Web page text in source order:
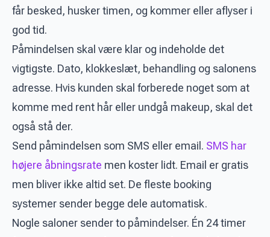
får besked, husker timen, og kommer eller aflyser i
god tid.
Påmindelsen skal være klar og indeholde det
vigtigste. Dato, klokkeslæt, behandling og salonens
adresse. Hvis kunden skal forberede noget som at
komme med rent hår eller undgå makeup, skal det
også stå der.
Send påmindelsen som SMS eller email. SMS har
højere åbningsrate men koster lidt. Email er gratis
men bliver ikke altid set. De fleste booking
systemer sender begge dele automatisk.
Nogle saloner sender to påmindelser. Én 24 timer